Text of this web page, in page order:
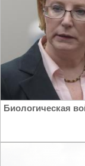
Биологическая